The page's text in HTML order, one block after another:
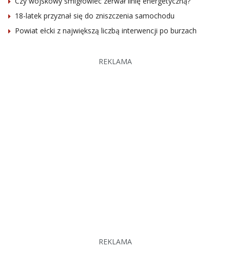
18-latek przyznał się do zniszczenia samochodu
Powiat ełcki z największą liczbą interwencji po burzach
REKLAMA
REKLAMA